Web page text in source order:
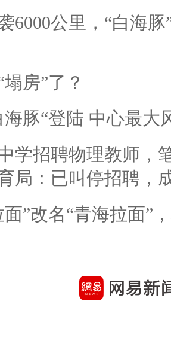
6000公里，“白海
房”了？
海豚“登陆 中心最大
学招聘物理教师，
局：已叫停招聘，
面”改名“青海拉面”